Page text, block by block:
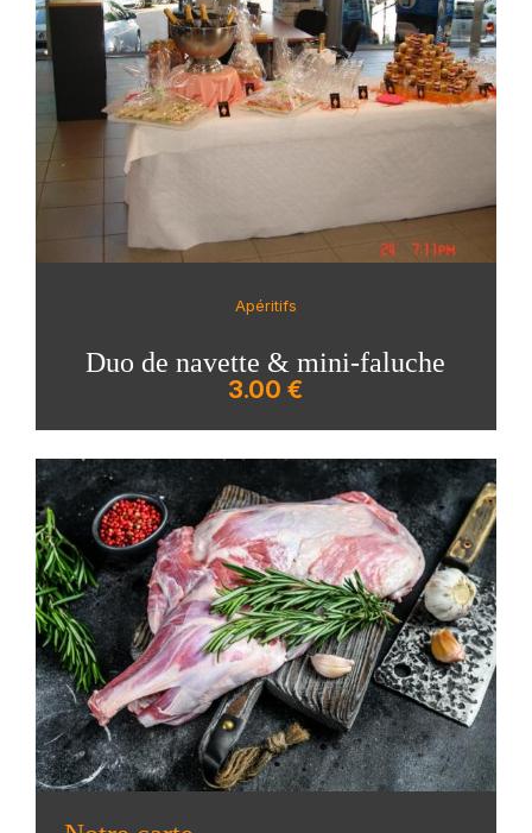
Apéritifs
Duo de navette & mini-faluche
3.00 €